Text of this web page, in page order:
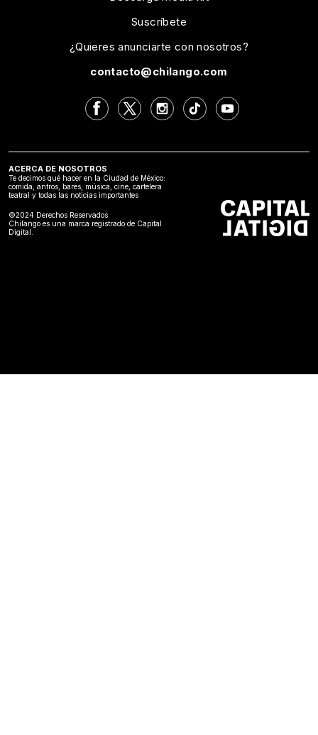
Suscríbete
¿Quieres anunciarte con nosotros?
contacto@chilango.com
ACERCA DE NOSOTROS
Te decimos qué hacer en la Ciudad de México:
comida, antros, bares, música, cine, cartelera
teatral y todas las noticias importantes
©2024 Derechos Reservados
Chilango es una marca registrado de Capital
Digital.